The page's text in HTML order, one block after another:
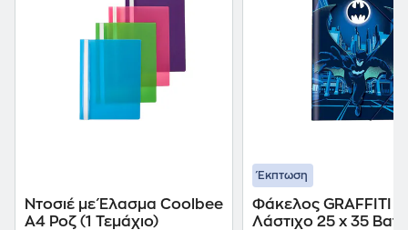
Ντοσιέ με Έλασμα Coolbee
Α4 Ροζ (1 Τεμάχιο)
Έκπτωση
Φάκελος GRAFFITI
Λάστιχο 25 x 35